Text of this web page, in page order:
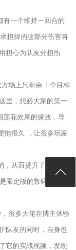
有一个维持一回合的
担掉的这部分伤害将
担心为队友分担伤
场上只剩余 1 个目标
里，想必大家的第一
莲花效果的缘故，导
拖很久 ，让很多玩家
从而提升了 SP 真红
限定版的数码宝贝，
很多大佬在博主体验
队友的同时，自身也
它的实战视频，发现